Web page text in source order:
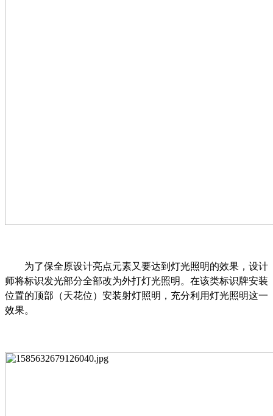
为了保全原设计亮点元素又要达到灯光照明的效果，设计
师将标识发光部分全部改为外打灯光照明。在该类标识牌安装
位置的顶部（天花位）安装射灯照明，充分利用灯光照明这一
效果。